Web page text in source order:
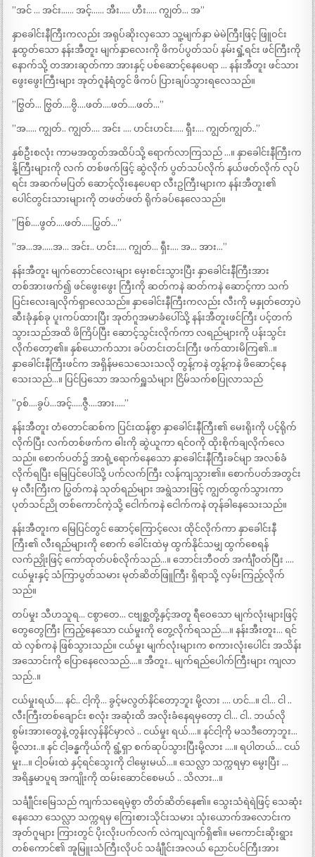
”အင် … အင်း…… အင့်…… အီး….. ဟီး….. ကျွတ်… အ”
နှာခေါင်းနီကြီးကလည်း အရုပ်ဆိုးလှသော သူ့မျက်နှာ မဲမဲကြီးဖြင့် ဖြူဝင်း
နုထွတ်သော နန်းအီတူး မျက်နှာလေးကို ဖိကပ်ပွတ်သပ် နမ်းရှုံ့ရင်း ဖင်ကြီးကို
နောက်သို့ တအားဆုတ်ကာ အားနှင့် ပစ်ဆောင့်နေပေရာ … နန်းအီတူး ဖင်သား
ဖွေးဖွေးကြီးများ အုတ်ဂူနံရံတွင် ဖိကပ် ပြားချပ်သွားရလေသည်။
”ဗြွတ်… ဗြွတ်….ဗွိ….ဖတ်….ဖတ်….ဖတ်…”
”အ….. ကျွတ်.. ကျွတ်…. အင်း …. ဟင်းဟင်း….. ရှီး…. ကျွတ်ကျွတ်..”
နှစ်ဦးစလုံး ကာမအထွတ်အထိပ်သို့ ရောက်လာကြသည် …။ နှာခေါင်းနီကြီးက
နို့ကြီးများကို လက် တစ်ဖက်ဖြင့် ဆွဲလိုက် ပွတ်သပ်လိုက် နယ်ဖတ်လိုက် လုပ်
ရင်း အဆက်မပြတ် ဆောင့်လိုးနေပေရာ လီးဥကြီးများက နန်းအီတူး၏
ပေါင်တွင်းသားများကို တဖတ်ဖတ် ရိုက်ခပ်နေလေသည်။
”ဗြစ်….ဖွတ်….ဖတ်…..ပြွတ်…”
”အ…အ…..အ… အင်း.. ဟင်း….. ကျွတ်… ရှီး…. အ… အား…”
နန်းအီတူး မျက်တောင်လေးများ မှေးစင်းသွားပြီး နှာခေါင်းနီကြီးအား
တစ်အားဖက်၍ ဖင်ဖွေးဖွေး ကြီးကို ဆတ်ကနဲ ဆတ်ကနဲ ဆောင့်ကာ သက်
ပြင်းလေးချလိုက်ရှာလေသည်။ နှာခေါင်းနီကြီးကလည်း လီးကို မနှုတ်တော့ပဲ
ဆီးခုံနှစ်ခု ပူးကပ်ထားပြီး အုတ်ဂူအမာခံပေါ်သို့ နန်းအီတူးဖင်ကြီး ပင့်တက်
သွားသည်အထိ ဖိကြိပ်ပြီး ဆောင့်သွင်းလိုက်ကာ လရည်များကို ပန်းသွင်း
လိုက်တော့၏။ နှစ်ယောက်သား ခပ်တင်းတင်းကြီး ဖက်ထားမိကြ၏..။
နှာခေါင်းနီကြီးဖင်က အရှိန်မသေသေးသလို တွန့်ကနဲ တွန့်ကနဲ ဖိဆောင့်နေ
သေးသည်…။ ပြင်ပြသော အသက်ရှူသံများ ငြိမ်သက်စပြုလာသည်
”ဝှစ်….ခွပ်…အင့်…..ဇွီ….အား…..”
နန်းအီတူး တံတောင်ဆစ်က ပြင်းထန်စွာ နှာခေါင်းနီကြီး၏ မေးရိုးကို ပင့်ရိုက်
လိုက်ပြီး လက်တစ်ဖက်က ဓါးကို ဆွဲယူကာ ရင်ဝကို ထိုးစိုက်ချလိုက်လေ
သည်။ စောက်ပတ်၌ အာရုံ့ရောက်နေသော နှာခေါင်းနီကြီးခင်မျာ အလစ်ခံ
လိုက်ရပြီး မြေပြင်ပေါ်သို့ ပက်လက်ကြီး လန်ကျသွား၏။ စောက်ပတ်အတွင်း
မှ လီးကြီးက ပြွတ်ကနဲ သုတ်ရည်များ အရွဲသားဖြင့် ကျွတ်ထွက်သွားကာ
ပုတ်သင်ညို တစ်ကောင်ကဲ့သို့ ငေါက်ကနဲ ငေါက်ကနဲ တုန်ခါနေသေးသည်။
နန်းအီတူးက မြေပြင်တွင် ဆောင့်ကြောင့်လေး ထိုင်လိုက်ကာ နှာခေါင်းနီ
ကြီး၏ လီးရည်များကို စောက် ခေါင်းထဲမှ ထွက်နိုင်သမျှ ထွက်စေရန်
လက်ညှိုးဖြင့် ကော်ထုတ်ပစ်လိုက်သည်…။ ဘောင်းဘီဝတ် အင်္ကျီဝတ်ပြီး ….
ငယ်မှုးနှင့် သံကြာပွတ်သမား မုတ်ဆိတ်ဖြူကြီး ရှိရာသို့ လှမ်းကြည့်လိုက်
သည်။
တပ်မှုး သီဟသူရ… ငစွာတေ… ငဗျစ္ဆတို့နှင့်အတူ ရီဝေသော မျက်လုံးများဖြင့်
တွေတွေကြီး ကြည့်နေသော ငယ်မှုးကို တွေ့လိုက်ရသည်….။ နန်းအီးတူး… ရင်
ထဲ လှစ်ကနဲ ဖြစ်သွားသည်။ ငယ်မှုး မျက်လုံးများက စကားလုံးပေါင်း အသိန်း
အသောင်းကို ပြောနေလေသည်….။ အီတူး.. မျက်ရည်ပေါက်ကြီးများ ကျလာ
သည်..။
ငယ်မှုးရယ်…. နင်.. ငါ့ကို… ခွင့်မလွတ်နိင်တော့ဘူး မို့လား …. ဟင်…။ ငါ… ငါ ..
လီးကြီးတစ်ချောင်း စလုံး အဆုံးထိ အလိုးခံနေရမှတော့ ငါ… ငါ.. ဘယ်လို
စွမ်းအားတွေနဲ့ တွန်းလှန်နိင်မှာလဲ .. ငယ်မှုး ရယ်….။ နင်ငါ့ကို မသဒီတော့ဘူး…
မို့လား..။ နင် ငါ့ခန္ဓကိုယ်ကို ရွံ့ရှာ စက်ဆုပ်သွားပြီးမို့လား ….။ ရပါတယ်… ငယ်
မှုး…။ ငါ့ဝမ်းထဲ နှင့်ရင်သွေးကို ငါမွေးမယ်…။ သေလ္လာ သက္ကရမှာ မွေးပြီး …
အရိန္ဒမာပူရ အကျိုးကို ထမ်းဆောင်စေမယ် .. သိလား…။
သင်္ချီုင်းမြေသည် ကျက်သရေမဲ့စွာ တိတ်ဆိတ်နေ၏။ သွေးသံရဲရဲဖြင့် သေဆုံး
နေသော သေလ္လာ သက္ကရမှ ကြေးစားသိုင်းသမား သုံးယောက်အလောင်းက
အုတ်ဂူများ ကြားတွင် ပိုးလိုးပက်လက် လဲကျလျက်ရှိ၏။ မကောင်းဆိုးရွား
တစ်ကောင်၏ အူမြူးသံကြီးလိုပင် သင်္ချီုင်းအလယ် ညောင်ပင်ကြီးအား